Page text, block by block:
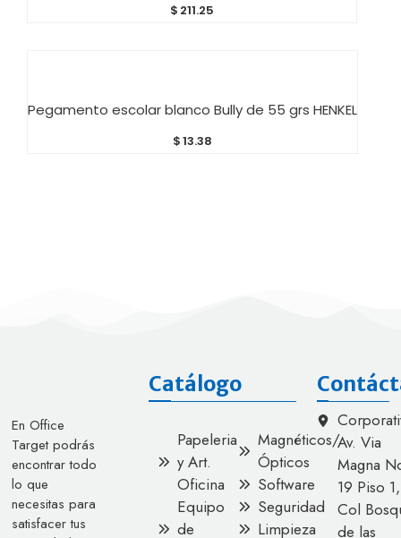
$ 211.25
Pegamento escolar blanco Bully de 55 grs HENKEL
$13.38
En Office
Target podrás
encontrar todo
lo que
necesitas para
satisfacer tus
Catálogo
Papeleria
y Art.
Oficina
Equipo
de
Magnéticos/
Ópticos
Software
Seguridad
Limpieza
Av. Via
Magna
19 Piso 1,
Col
de las